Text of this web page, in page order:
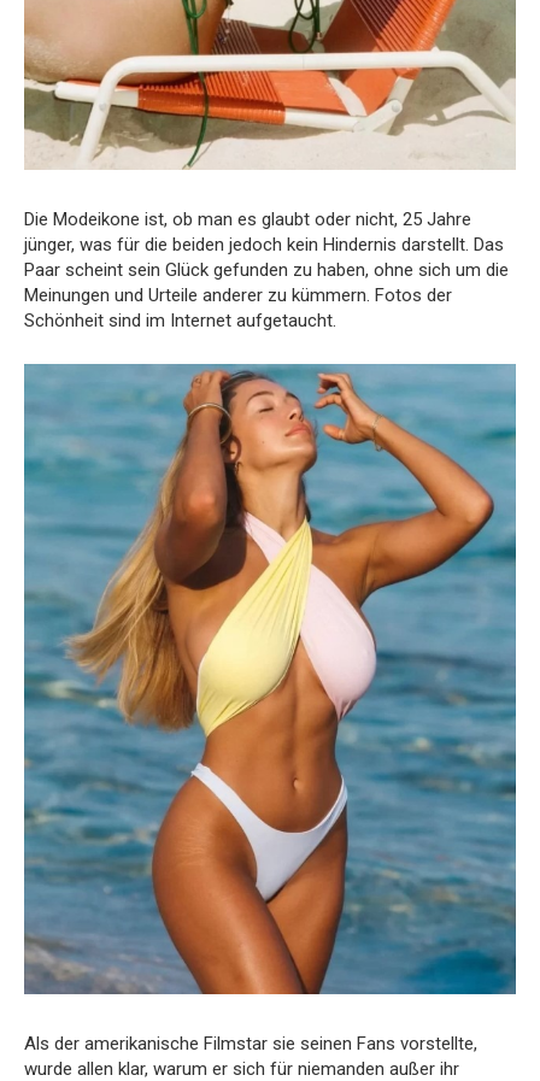
Die Modeikone ist, ob man es glaubt oder nicht, 25 Jahre
jünger, was für die beiden jedoch kein Hindernis darstellt. Das
Paar scheint sein Glück gefunden zu haben, ohne sich um die
Meinungen und Urteile anderer zu kümmern. Fotos der
Schönheit sind im Internet aufgetaucht.
Als der amerikanische Filmstar sie seinen Fans vorstellte,
wurde allen klar, warum er sich für niemanden außer ihr